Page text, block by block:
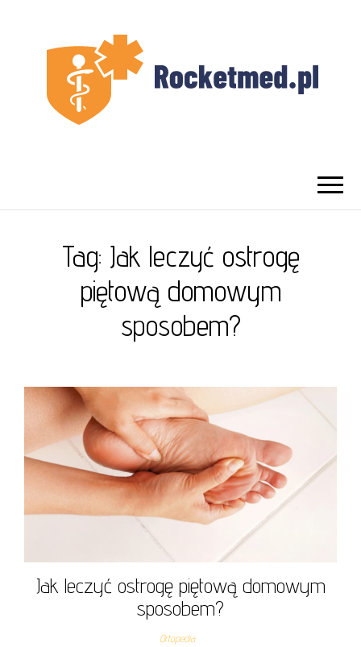
WARSZAWA
Tag: Jak leczyć ostrogę
piętową domowym
sposobem?
Jak leczyć ostrogę piętową domowym
sposobem?
Ortopedia